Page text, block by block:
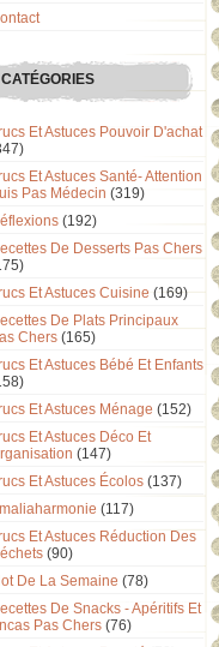
CATÉGORIES
Et Astuces Pouvoir D'achat
Et Astuces Santé- Attention
Pas Médecin (319)
(192)
De Desserts Pas Chers
Et Astuces Cuisine (169)
De Plats Principaux
Chers (165)
Et Astuces Bébé Et Enfants
Et Astuces Ménage (152)
Et Astuces Déco Et
(147)
Et Astuces Écolos (137)
(117)
Et Astuces Réduction Des
(90)
De La Semaine (78)
De Snacks - Apéritifs Et
Pas Chers (76)